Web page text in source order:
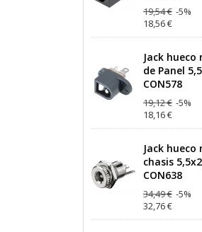
19,54 € -5%
18,56 €
Jack hueco
de Panel
CON578
19,12 € -5%
18,16 €
Jack hueco
chasis
CON638
34,49 € -5%
32,76 €